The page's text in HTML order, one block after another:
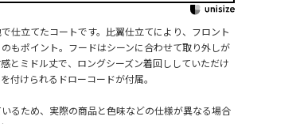
仕立てたコートです。比翼仕立てにより、フロント
もポイント。フードはシーンに合わせて取り外しが
とミドル丈で、ロングシーズン着回ししていただけ
付けられるドローコードが付属。
るため、実際の商品と色味などの仕様が異なる場合